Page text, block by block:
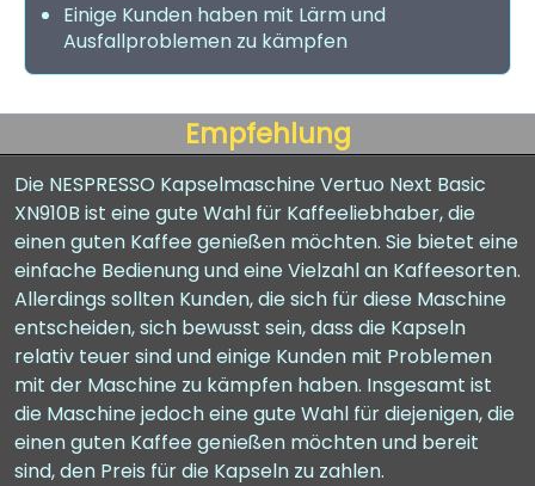
Einige Kunden haben mit Lärm und
Ausfallproblemen zu kämpfen
Empfehlung
Die NESPRESSO Kapselmaschine Vertuo Next Basic
XN910B ist eine gute Wahl für Kaffeeliebhaber, die
einen guten Kaffee genießen möchten. Sie bietet eine
einfache Bedienung und eine Vielzahl an Kaffeesorten.
Allerdings sollten Kunden, die sich für diese Maschine
entscheiden, sich bewusst sein, dass die Kapseln
relativ teuer sind und einige Kunden mit Problemen
mit der Maschine zu kämpfen haben. Insgesamt ist
die Maschine jedoch eine gute Wahl für diejenigen, die
einen guten Kaffee genießen möchten und bereit
sind, den Preis für die Kapseln zu zahlen.